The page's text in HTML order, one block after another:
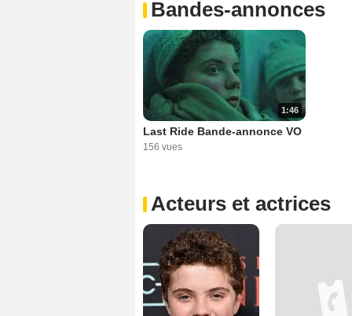
Bandes-annonces
1:46
Last Ride Bande-annonce VO
156 vues
Acteurs et actrices